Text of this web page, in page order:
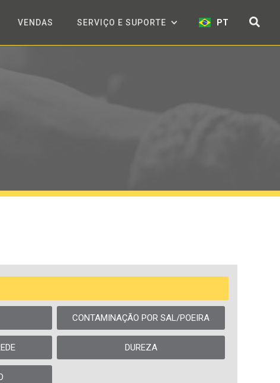
VENDAS SERVIÇO E SUPORTE PT
CONTAMINAÇÃO POR SAL/POEIRA
DUREZA